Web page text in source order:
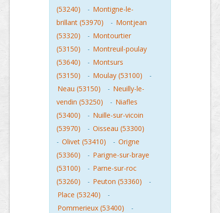
(53240)
- Montigne-le-
brillant (53970)
- Montjean
(53320)
- Montourtier
(53150)
- Montreuil-poulay
(53640)
- Montsurs
(53150)
- Moulay (53100)
-
Neau (53150)
- Neuilly-le-
vendin (53250)
- Niafles
(53400)
- Nuille-sur-vicoin
(53970)
- Oisseau (53300)
- Olivet (53410) - Origne
(53360)
- Parigne-sur-braye
(53100)
- Parne-sur-roc
(53260)
- Peuton (53360)
-
Place (53240)
-
Pommerieux (53400)
-